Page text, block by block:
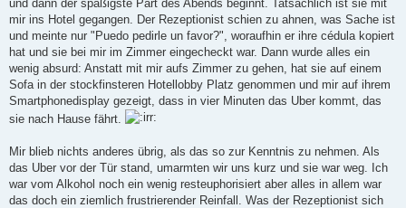
und dann der spaßigste Part des Abends beginnt. Tatsächlich ist sie mit
mir ins Hotel gegangen. Der Rezeptionist schien zu ahnen, was Sache ist
und meinte nur "Puedo pedirle un favor?", woraufhin er ihre cédula kopiert
hat und sie bei mir im Zimmer eingecheckt war. Dann wurde alles ein
wenig absurd: Anstatt mit mir aufs Zimmer zu gehen, hat sie auf einem
Sofa in der stockfinsteren Hotellobby Platz genommen und mir auf ihrem
Smartphonedisplay gezeigt, dass in vier Minuten das Uber kommt, das
sie nach Hause fährt.
Mir blieb nichts anderes übrig, als das so zur Kenntnis zu nehmen. Als
das Uber vor der Tür stand, umarmten wir uns kurz und sie war weg. Ich
war vom Alkohol noch ein wenig resteuphorisiert aber alles in allem war
das doch ein ziemlich frustrierender Reinfall. Was der Rezeptionist sich